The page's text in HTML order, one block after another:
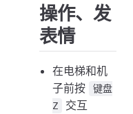
操作、发
表情
在电梯和机
子前按
键盘
Z
交互